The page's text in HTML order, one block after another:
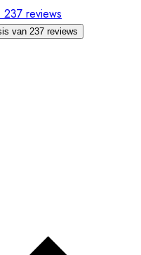
reviews
van 237 reviews